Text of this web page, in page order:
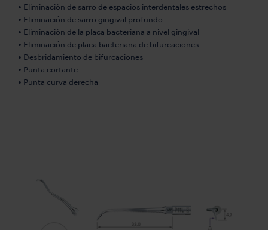
• Eliminación de sarro de espacios interdentales estrechos
• Eliminación de sarro gingival profundo
• Eliminación de la placa bacteriana a nivel gingival
• Eliminación de placa bacteriana de bifurcaciones
• Desbridamiento de bifurcaciones
• Punta cortante
• Punta curva derecha